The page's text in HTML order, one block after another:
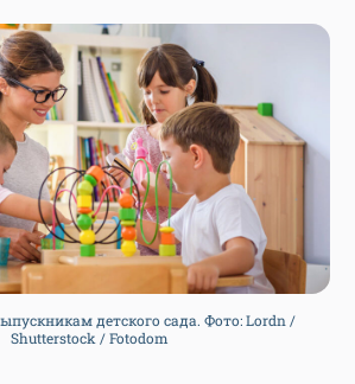
детского сада. Фото: Lordn /
Shutterstock / Fotodom